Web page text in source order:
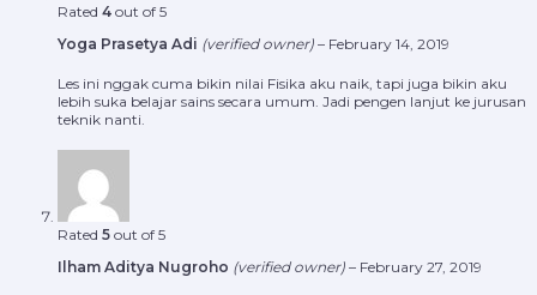
Rated 4 out of 5
Yoga Prasetya Adi (verified owner) – February 14, 2019
Les ini nggak cuma bikin nilai Fisika aku naik, tapi juga bikin aku
lebih suka belajar sains secara umum. Jadi pengen lanjut ke jurusan
teknik nanti.
Rated 5 out of 5
Ilham Aditya Nugroho (verified owner) – February 27, 2019